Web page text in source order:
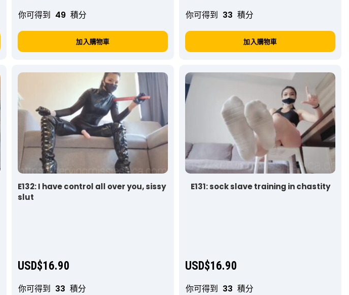
你可得到 49 積分
加入購物車
你可得到 33 積分
加入購物車
E132: I have control all over you, sissy
slut
USD$16.90
你可得到 33 積分
E131: sock slave training in chastity
USD$16.90
你可得到 33 積分